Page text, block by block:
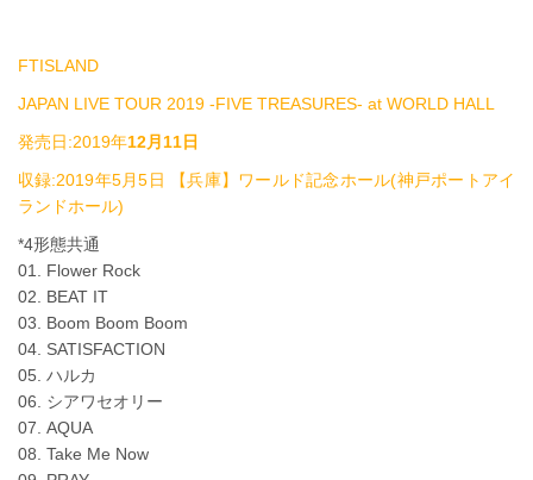
FTISLAND
JAPAN LIVE TOUR 2019 -FIVE TREASURES- at WORLD HALL
発売日:2019年12月11日
収録:2019年5月5日 【兵庫】ワールド記念ホール(神戸ポートアイ
ランドホール)
*4形態共通
01. Flower Rock
02. BEAT IT
03. Boom Boom Boom
04. SATISFACTION
05. ハルカ
06. シアワセオリー
07. AQUA
08. Take Me Now